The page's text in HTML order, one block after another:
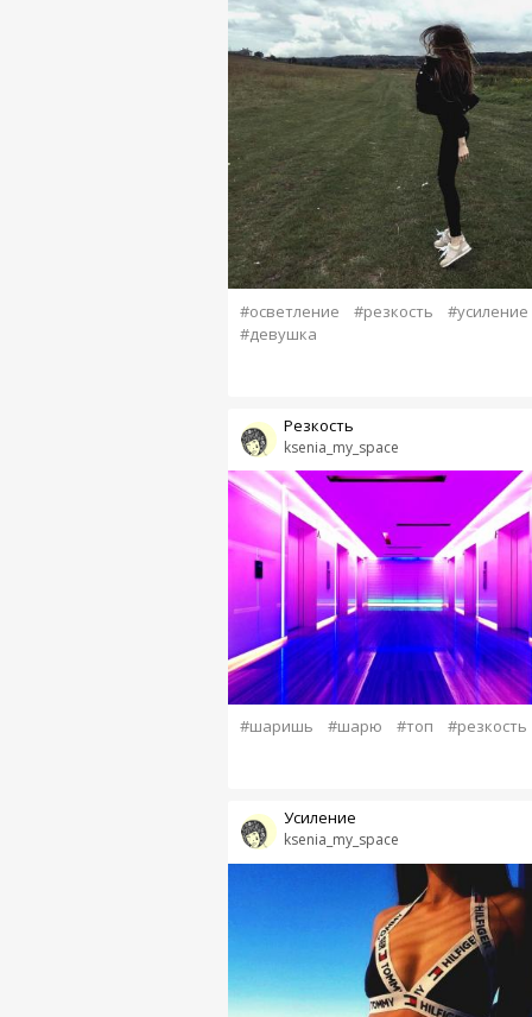
#осветление #резкость
#усиление
#девушка
ksenia_my_space
Резкость
#шаришь #шарю #топ #резкость
ksenia_my_space
Усиление